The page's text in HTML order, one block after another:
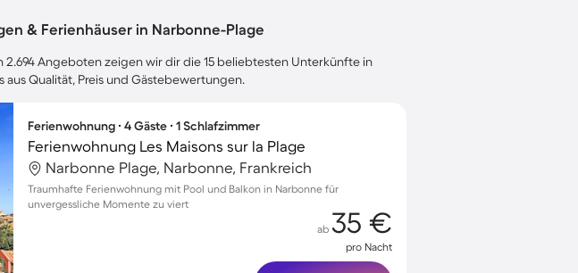
& Ferienhäuser in Narbonne-Plage
2.694 Angeboten zeigen wir dir die 15 beliebtesten Unterkünfte in
Qualität, Preis und Gästebewertungen.
Ferienwohnung ∙ 4 Gäste ∙ 1 Schlafzimmer
Ferienwohnung Les Maisons sur la Plage
Narbonne Plage, Narbonne, Frankreich
Traumhafte Ferienwohnung mit Pool und Balkon in Narbonne für
unvergessliche Momente zu viert
ab 35 €
pro Nacht